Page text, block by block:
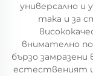
универсално и
така и за
внимателно
бързо замразени
естественият